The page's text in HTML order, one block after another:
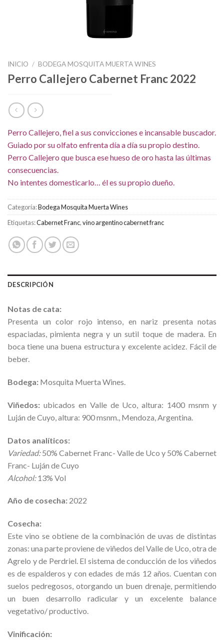
INICIO / BODEGA MOSQUITA MUERTA WINES
Perro Callejero Cabernet Franc 2022
Perro Callejero, fiel a sus convicciones e incansable buscador.
Guiado por su olfato enfrenta día a día su propio destino.
Perro Callejero que busca ese hueso de oro hasta las últimas
consecuencias.
No intentes domesticarlo… él es su propio dueño.
Categoría:Bodega Mosquita Muerta Wines
Etiquetas:Cabernet Franc,vino argentino cabernet franc
DESCRIPCIÓN
Notas de cata:
Presenta un color rojo intenso, en nariz presenta notas
espaciadas, pimienta negra y un sutil toque de madera. En
boca tiene una buena estructura y excelente acidez. Fácil de
beber.
Bodega: Mosquita Muerta Wines.
Viñedos: ubicados en Valle de Uco, altura: 1400 msnm y
Luján de Cuyo, altura: 900 msnm., Mendoza, Argentina.
Datos analíticos:
Variedad:50% Cabernet Franc- Valle de Uco y 50% Cabernet
Franc- Luján de Cuyo
Alcohol:13% Vol
Año de cosecha: 2022
Cosecha:
Este vino se obtiene de la combinación de uvas de distintas
zonas: una parte proviene de viñedos del Valle de Uco, otra de
Agrelo y de Perdriel. El sistema de conducción de los viñedos
es de espalderos y con edades de más 12 años. Cuentan con
suelos pedregosos, otorgando un buen drenaje, permitiendo
un buen desarrollo radicular y un excelente balance
vegetativo/ productivo.
Vinificación: